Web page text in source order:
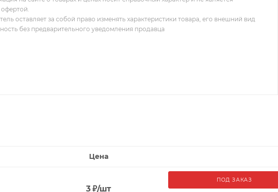
оставляет за собой право изменять характеристики товара, его внешний вид
без предварительного уведомления продавца
Цена
3 ₽/шт
ПОД ЗАКАЗ